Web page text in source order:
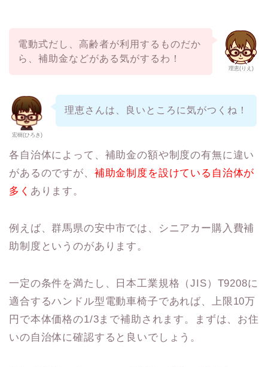
理恵(りえ)
電動式だし、高齢者が利用するものだか
ら、補助金などがある気がするわ！
宏樹(ひろき)
理恵さんは、良いところに気がつくね！
各自治体によって、補助金の額や制度の有無に違い
があるのですが、 補助金制度を設けている自治体が
多く あります。
例えば、群馬県の安中市では、シニアカー購入費補
助制度というのがあります。
一定の条件を満たし、日本工業規格（JIS）T9208に
適合するハンドル型電動車椅子であれば、上限10万
円で本体価格の1/3まで補助されます。まずは、お住
いの自治体に確認すると良いでしょう。